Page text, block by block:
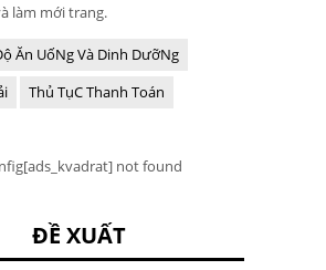
làm mới trang.
Ăn UốNg Và Dinh DưỡNg
Thủ TụC Thanh Toán
not found
ĐỀ XUẤT